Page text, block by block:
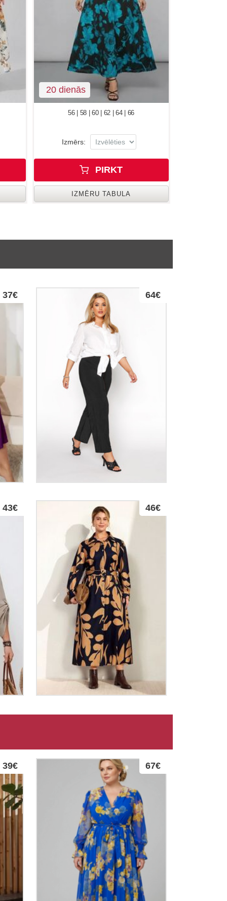
20 dienās
56 | 58 | 60 | 62 | 64 | 66
Izmērs:
PIRKT
IZMĒRU TABULA
37€ 64€
43€ 46€
39€ 67€